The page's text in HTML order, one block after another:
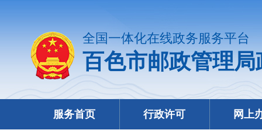
全国一体化在线政务服务平台
百色市邮政管理
服务首页 行政许可 网上